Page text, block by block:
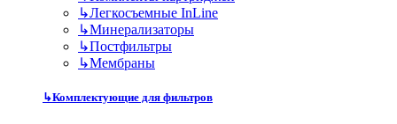
↳Легкосъемные InLine
↳Минерализаторы
↳Постфильтры
↳Мембраны
↳Комплектующие для фильтров